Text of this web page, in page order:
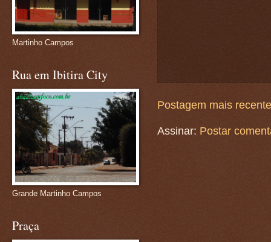
Postagem mais recente
Assinar: Postar
Martinho Campos
Rua em Ibitira City
Grande Martinho Campos
Praça